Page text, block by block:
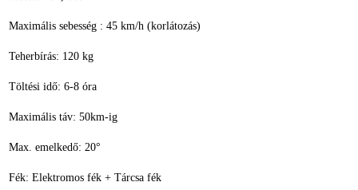
Maximális sebesség : 45 km/h (korlátozás)
Teherbírás: 120 kg
Töltési idő: 6-8 óra
Maximális táv: 50km-ig
Max. emelkedő: 20°
Fék: Elektromos fék + Tárcsa fék